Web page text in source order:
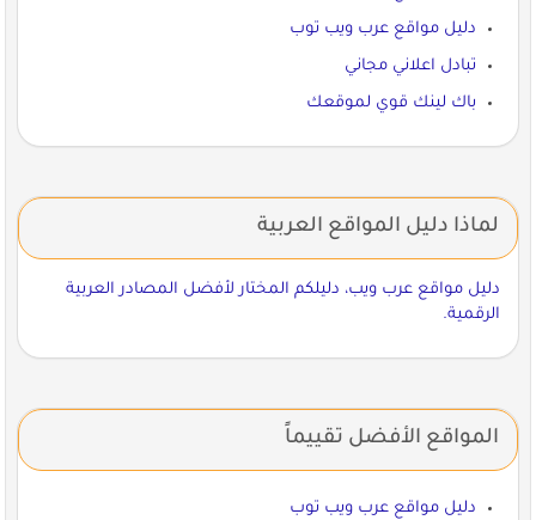
دليل مواقع عرب ويب توب
تبادل اعلاني مجاني
باك لينك قوي لموقعك
لماذا دليل المواقع العربية
دليل مواقع عرب ويب، دليلكم المختار لأفضل المصادر العربية
الرقمية.
المواقع الأفضل تقييماً
دليل مواقع عرب ويب توب